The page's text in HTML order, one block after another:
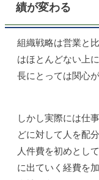
績が変わる
組織戦略は営業と
はほとんどない上
長にとっては関心が
しかし実際には仕
どに対して人を配
人件費を初めとし
に出ていく経費を